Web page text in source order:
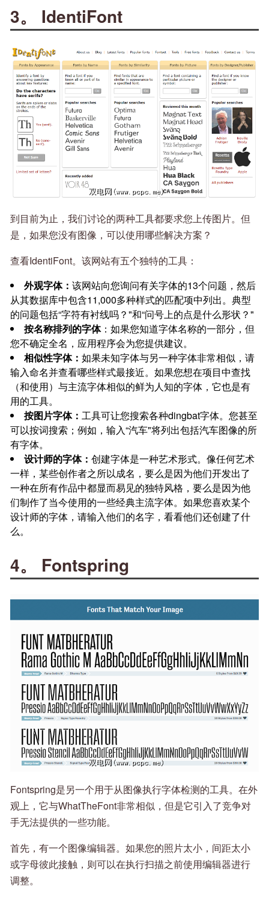
3。 IdentiFont
到目前为止，我们讨论的两种工具都要求您上传图片。但
是，如果您没有图像，可以使用哪些解决方案？
查看IdentiFont。该网站有五个独特的工具：
外观字体： 该网站向您询问有关字体的13个问题，然后
从其数据库中包含11,000多种样式的匹配项中列出。典型
的问题包括“字符有衬线吗？"和“问号上的点是什么形状？"
按名称排列的字体：如果您知道字体名称的一部分，但
您不确定全名，应用程序会为您提供建议。
相似性字体： 如果未知字体与另一种字体非常相似，请
输入命名并查看哪些样式最接近。如果您想在项目中查找
（和使用）与主流字体相似的鲜为人知的字体，它也是有
用的工具。
按图片字体： 工具可让您搜索各种dingbat字体。您甚至
可以按词搜索；例如，输入“汽车"将列出包括汽车图像的所
有字体。
设计师的字体： 创建字体是一种艺术形式。像任何艺术
一样，某些创作者之所以成名，要么是因为他们开发出了
一种在所有作品中都显而易见的独特风格，要么是因为他
们制作了当今使用的一些经典主流字体。如果您喜欢某个
设计师的字体，请输入他们的名字，看看他们还创建了什
么。
4。 Fontspring
Fontspring是另一个用于从图像执行字体检测的工具。在外
观上，它与WhatTheFont非常相似，但是它引入了竞争对
手无法提供的一些功能。
首先，有一个图像编辑器。如果您的照片太小，间距太小
或字母彼此接触，则可以在执行扫描之前使用编辑器进行
调整。